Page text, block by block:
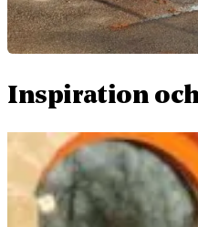
Inspiration